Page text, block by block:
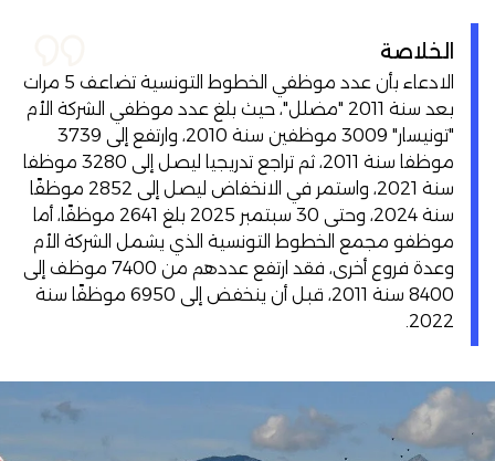
الخلاصة
الادعاء بأن عدد موظفي الخطوط التونسية تضاعف 5 مرات
بعد سنة 2011 "مضلل"، حيث بلغ عدد موظفي الشركة الأم
"تونيسار" 3009 موظفين سنة 2010، وارتفع إلى 3739
موظفا سنة 2011، ثم تراجع تدريجيا ليصل إلى 3280 موظفا
سنة 2021، واستمر في الانخفاض ليصل إلى 2852 موظفًا
سنة 2024، وحتى 30 سبتمبر 2025 بلغ 2641 موظفًا، أما
موظفو مجمع الخطوط التونسية الذي يشمل الشركة الأم
وعدة فروع أخرى، فقد ارتفع عددهم من 7400 موظف إلى
8400 سنة 2011، قبل أن ينخفض إلى 6950 موظفًا سنة
2022.